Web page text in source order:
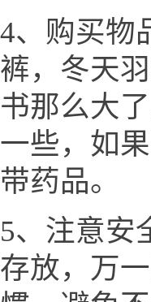
4、购买物
裤，冬天
书那么大
一些，如
带药品。
5、注意安
存放，万